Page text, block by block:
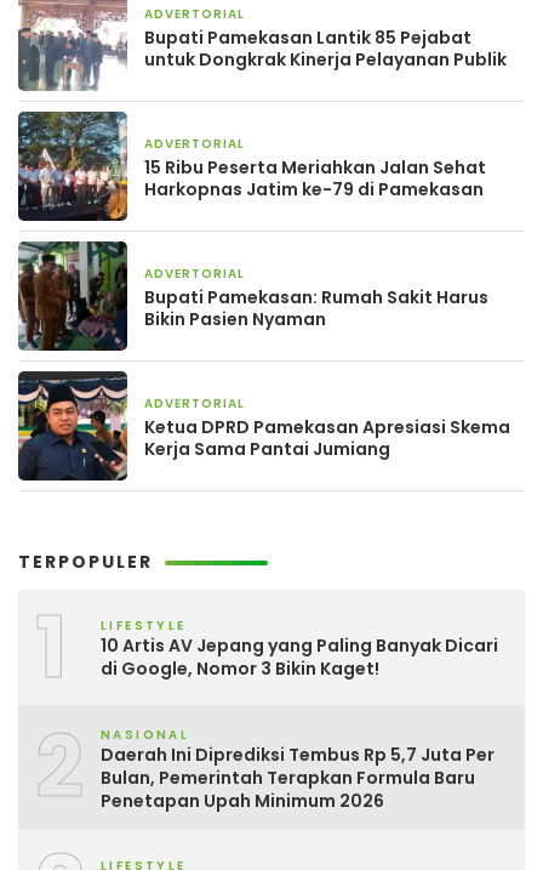
ADVERTORIAL
Bupati Pamekasan Lantik 85 Pejabat
untuk Dongkrak Kinerja Pelayanan Publik
ADVERTORIAL
15 Ribu Peserta Meriahkan Jalan Sehat
Harkopnas Jatim ke-79 di Pamekasan
ADVERTORIAL
Bupati Pamekasan: Rumah Sakit Harus
Bikin Pasien Nyaman
ADVERTORIAL
Ketua DPRD Pamekasan Apresiasi Skema
Kerja Sama Pantai Jumiang
TERPOPULER
1 LIFESTYLE
10 Artis AV Jepang yang Paling Banyak Dicari
di Google, Nomor 3 Bikin Kaget!
2 NASIONAL
Daerah Ini Diprediksi Tembus Rp 5,7 Juta Per
Bulan, Pemerintah Terapkan Formula Baru
Penetapan Upah Minimum 2026
LIFESTYLE